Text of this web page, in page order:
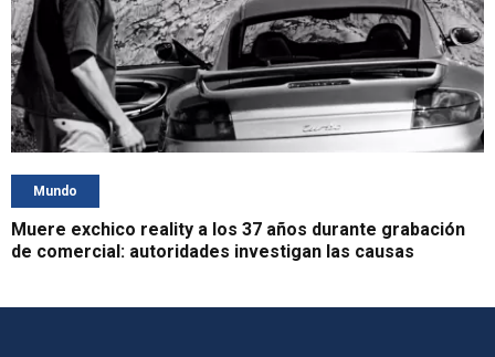
Mundo
Muere exchico reality a los 37 años durante grabación
de comercial: autoridades investigan las causas